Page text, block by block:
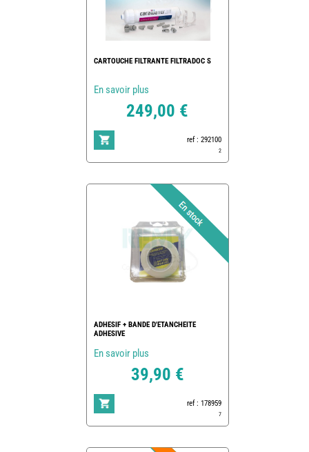
CARTOUCHE FILTRANTE FILTRADOC S
En savoir plus
249,00 €
ref : 292100
2
ADHESIF + BANDE D'ETANCHEITE
ADHESIVE
En savoir plus
39,90 €
ref : 178959
7